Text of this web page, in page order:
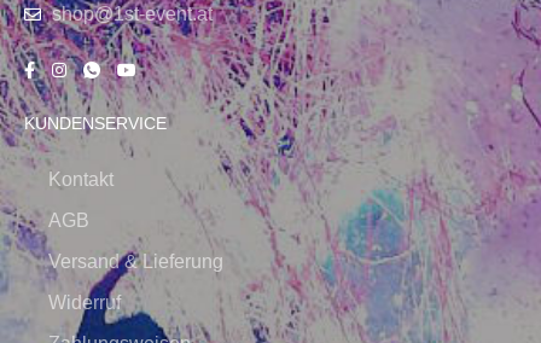
shop@1st-event.at
KUNDENSERVICE
Kontakt
AGB
Versand & Lieferung
Widerruf